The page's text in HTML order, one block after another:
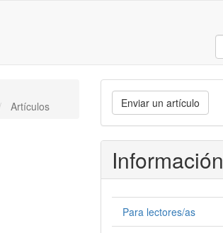
Artículos Enviar
un
artículo
Enviar un artículo
Información
Para lectores/as